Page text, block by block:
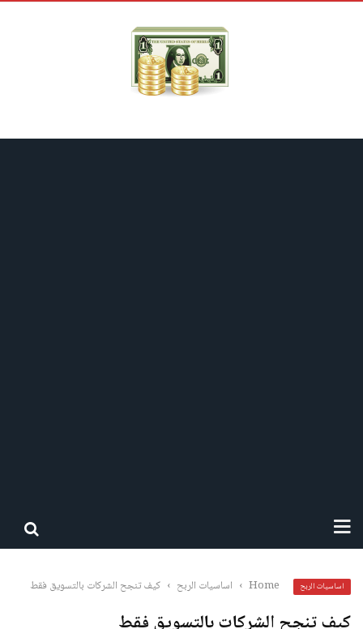
اساسيات الربح Home
› اساسيات الربح › كيف تنجح الشركات بالتسويق فقط